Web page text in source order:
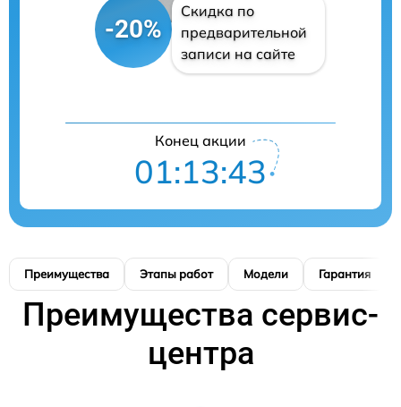
-20%
Скидка по
предварительной
записи на сайте
Конец акции
01:13:42
Преимущества Этапы работ Модели Гарантия
Преимущества сервис-
центра